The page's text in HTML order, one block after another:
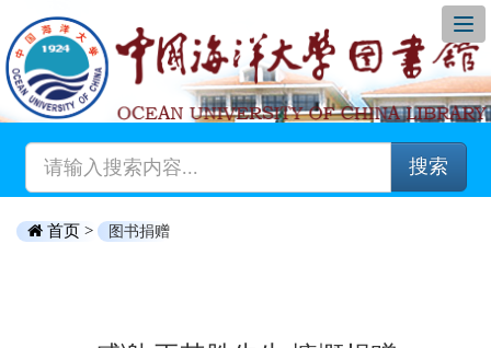
搜索
首页 > 图书捐赠